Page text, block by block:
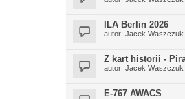
ILA Berlin 2026
autor: Jacek Waszczuk
Z kart historii -
autor: Jacek Waszczuk
E-767 AWACS